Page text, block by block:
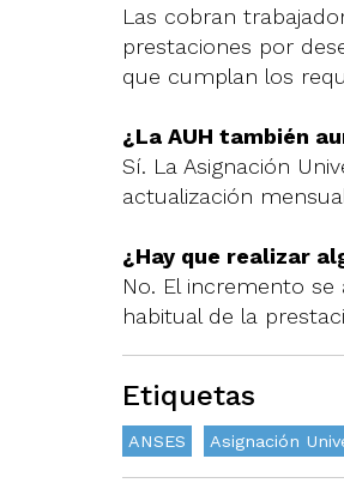
Las cobran
prestaciones por
que cumplan los
¿La AUH también
Sí. La Asignación
actualización
¿Hay que realizar
No. El incremento
habitual de la
Etiquetas
ANSES Asignación